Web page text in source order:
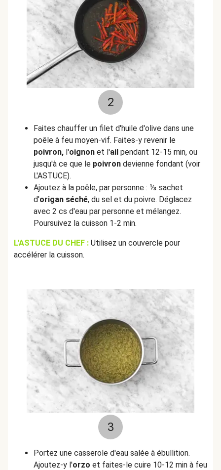
2
Faites chauffer un filet d'huile d'olive dans une
poêle à feu moyen-vif. Faites-y revenir le
poivron, l'oignon et l'ail pendant 12-15 min, ou
jusqu'à ce que le poivron devienne fondant (voir
L'ASTUCE).
Ajoutez à la poêle, par personne : ⅓ sachet
d'origan séché, du sel et du poivre. Déglacez
avec 2 cs d'eau par personne et mélangez.
Poursuivez la cuisson 1-2 min.
L'ASTUCE DU CHEF : Utilisez un couvercle pour
accélérer la cuisson.
3
Portez une casserole d'eau salée à ébullition.
Ajoutez-y l'orzo et faites-le cuire 10-12 min à feu